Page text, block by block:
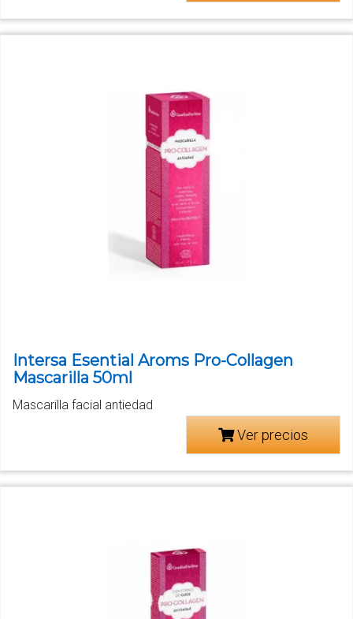
Intersa Esential Aroms Pro-Collagen
Mascarilla 50ml
Mascarilla facial antiedad
Ver precios